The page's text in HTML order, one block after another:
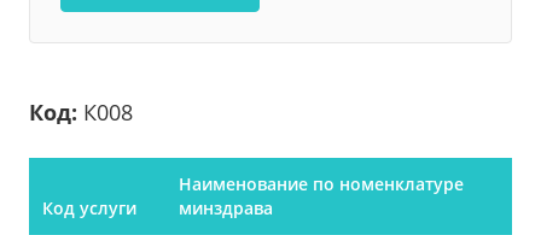
Код: К008
Код услуги
Наименование по номенклатуре
минздрава